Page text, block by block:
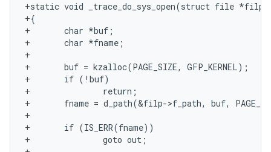
+static void _trace_do_sys_open(struct file *filp,
+{
+       char *buf;
+       char *fname;
+
+       buf = kzalloc(PAGE_SIZE, GFP_KERNEL);
+       if (!buf)
+               return;
+       fname = d_path(&filp->f_path, buf,
+
+       if (IS_ERR(fname))
+               goto out;